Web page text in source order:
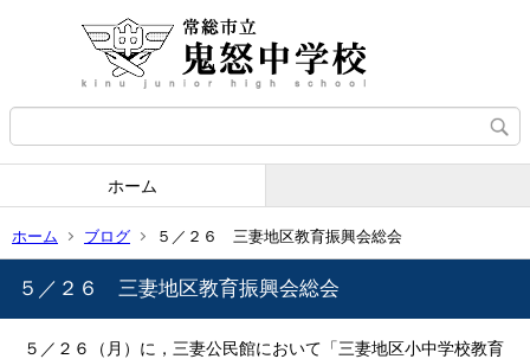
ホーム
ホーム ブログ ５／２６ 三妻地区教育振興会総会
５／２６ 三妻地区教育振興会総会
５／２６（月）に，三妻公民館において「三妻地区小中学校教育